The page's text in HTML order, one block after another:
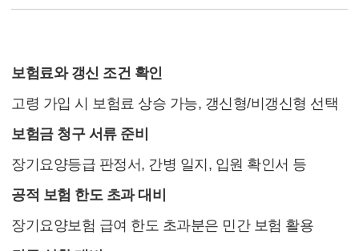
보험료와 갱신 조건 확인
고령 가입 시 보험료 상승 가능, 갱신형/비갱신형 선택
보험금 청구 서류 준비
장기요양등급 판정서, 간병 일지, 입원 확인서 등
공적 보험 한도 초과 대비
장기요양보험 급여 한도 초과분은 민간 보험 활용